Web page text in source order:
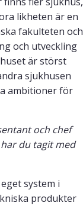
likheten är en
fakulteten och
och utveckling
är störst
sjukhusen
ambitioner för
och chef
du tagit med
system i
produkter